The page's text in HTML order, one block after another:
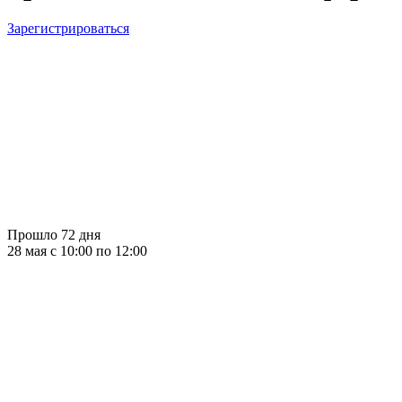
Зарегистрироваться
Прошло 72 дня
28 мая c 10:00 по 12:00